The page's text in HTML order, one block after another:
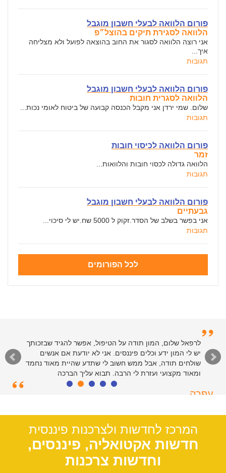
פורום הלוואה לבעלי חשבון מוגבל
הלוואה לסגירת תיקים בהוצל״פ
אני רוצה הלוואה לסגור את החוב בהוצאה לפועל ולא מצליחה
איך...
תגובות
פורום הלוואה לבעלי חשבון מוגבל
הלוואה לסגרית חובות
שלום. שמי ירדן אני מקבל הכנסה קבועה של ביטוח לאומי נכות...
תגובות
פורום הלוואה לכיסוי חובות
זמר
הלוואה גדולה לכסוי חובות והלוואות...
תגובות
פורום הלוואה לבעלי חשבון מוגבל
גבעתיים
אני בפשר בשלב של הסדר.זקוק ל 5000 שח.יש לי סיכוי...
תגובות
לכל הפורומים
לרפאל שלום, המון תודה על הטיפול, אפשר להגיד שבזכותך
יש לי המון ידע וכלים פיננסים. אני לא יודעת אם אנשים
שולחים תודה, אבל ממש חשוב לי שתדע שהיית מאוד נחמד
ומאוד מקצועי ועזרת לי הרבה. תבוא עליך הברכה
עפרה
המרכז לחדשות ולצרכנות פיננסית
חדשות אקטואליה, פיננסים,
וחדשות צרכנות